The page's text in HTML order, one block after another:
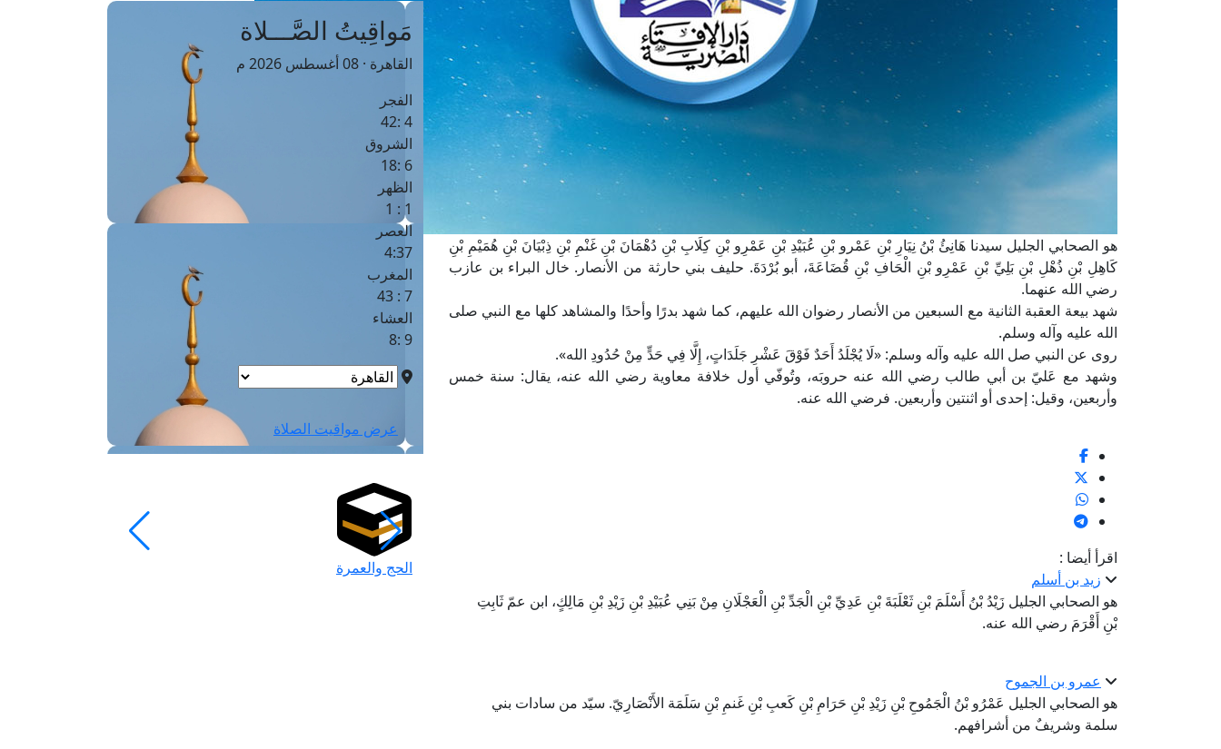
هو الصحابي الجليل سيدنا هَانِئُ بْنُ نِيَارِ بْنِ عَمْرو بْنِ عُبَيْدِ بْنِ عَمْرِو بْنِ كِلَابِ بْنِ دُهْمَانَ بْنِ غَنْمِ بْنِ ذِبْيَانَ بْنِ هُمَيْمِ بْنِ
كَاهِلِ بْنِ ذُهْلِ بْنِ بَلِيِّ بْنِ عَمْرِو بْنِ الْحَافِ بْنِ قُضَاعَةَ، أبو بُرْدَةَ. حليف بني حارثة من الأنصار. خال البراء بن عازب
رضي الله عنهما.
شهد بيعة العقبة الثانية مع السبعين من الأنصار رضوان الله عليهم، كما شهد بدرًا وأحدًا والمشاهد كلها مع النبي صلى
الله عليه وآله وسلم.
روى عن النبي صل الله عليه وآله وسلم: «لَا يُجْلَدُ أَحَدٌ فَوْقَ عَشْرِ جَلَدَاتٍ، إِلَّا فِي حَدٍّ مِنْ حُدُودِ الله».
وشهد مع عَليّ بن أبي طالب رضي الله عنه حروبَه، وتُوفّي أول خلافة معاوية رضي الله عنه، يقال: سنة خمس
وأربعين، وقيل: إحدى أو اثنتين وأربعين. فرضي الله عنه.
اقرأ أيضا :
زيد بن أسلم
هو الصحابي الجليل زَيْدُ بْنُ أَسْلَمَ بْنِ ثَعْلَبَةَ بْنِ عَدِيِّ بْنِ الْجَدِّ بْنِ الْعَجْلَانِ مِنْ بَنِي عُبَيْدِ بْنِ زَيْدِ بْنِ مَالِكٍ، ابن عمّ ثَابِتِ
بْنِ أَقْرَمَ رضي الله عنه.
عمرو بن الجموح
هو الصحابي الجليل عَمْرُو بْنُ الْجَمُوحِ بْنِ زَيْدِ بْنِ حَرَامِ بْنِ كَعبِ بْنِ غَنمِ بْنِ سَلَمَة الأَنْصَارِيّ. سيّد من سادات بني
سلمة وشريفٌ من أشرافهم.
مَواقِيتُ الصَّـــلاة
القاهرة · 08 أغسطس 2026 م
الفجر
4 :42
الشروق
6 :18
الظهر
1 : 1
العصر
4:37
المغرب
7 : 43
العشاء
9 :8
عرض مواقيت الصلاة
الحج والعمرة